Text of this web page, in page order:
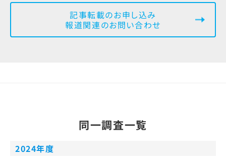
記事転載のお申し込み
報道関連のお問い合わせ
同一調査一覧
2024年度